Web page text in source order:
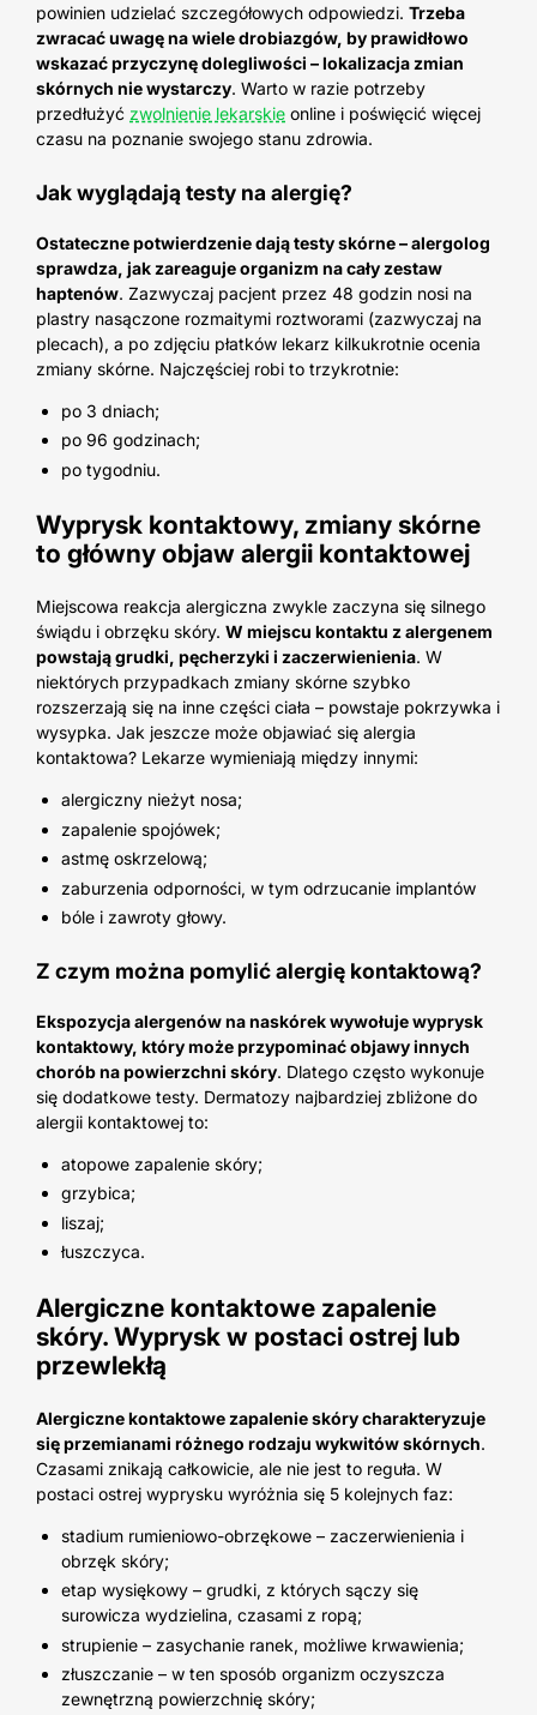
powinien udzielać szczegółowych odpowiedzi. Trzeba
zwracać uwagę na wiele drobiazgów, by prawidłowo
wskazać przyczynę dolegliwości – lokalizacja zmian
skórnych nie wystarczy. Warto w razie potrzeby
przedłużyć zwolnienie lekarskie online i poświęcić więcej
czasu na poznanie swojego stanu zdrowia.
Jak wyglądają testy na alergię?
Ostateczne potwierdzenie dają testy skórne – alergolog
sprawdza, jak zareaguje organizm na cały zestaw
haptenów. Zazwyczaj pacjent przez 48 godzin nosi na
plastry nasączone rozmaitymi roztworami (zazwyczaj na
plecach), a po zdjęciu płatków lekarz kilkukrotnie ocenia
zmiany skórne. Najczęściej robi to trzykrotnie:
po 3 dniach;
po 96 godzinach;
po tygodniu.
Wyprysk kontaktowy, zmiany skórne
to główny objaw alergii kontaktowej
Miejscowa reakcja alergiczna zwykle zaczyna się silnego
świądu i obrzęku skóry. W miejscu kontaktu z alergenem
powstają grudki, pęcherzyki i zaczerwienienia. W
niektórych przypadkach zmiany skórne szybko
rozszerzają się na inne części ciała – powstaje pokrzywka i
wysypka. Jak jeszcze może objawiać się alergia
kontaktowa? Lekarze wymieniają między innymi:
alergiczny nieżyt nosa;
zapalenie spojówek;
astmę oskrzelową;
zaburzenia odporności, w tym odrzucanie implantów
bóle i zawroty głowy.
Z czym można pomylić alergię kontaktową?
Ekspozycja alergenów na naskórek wywołuje wyprysk
kontaktowy, który może przypominać objawy innych
chorób na powierzchni skóry. Dlatego często wykonuje
się dodatkowe testy. Dermatozy najbardziej zbliżone do
alergii kontaktowej to:
atopowe zapalenie skóry;
grzybica;
liszaj;
łuszczyca.
Alergiczne kontaktowe zapalenie
skóry. Wyprysk w postaci ostrej lub
przewlekłą
Alergiczne kontaktowe zapalenie skóry charakteryzuje
się przemianami różnego rodzaju wykwitów skórnych.
Czasami znikają całkowicie, ale nie jest to reguła. W
postaci ostrej wyprysku wyróżnia się 5 kolejnych faz:
stadium rumieniowo-obrzękowe – zaczerwienienia i
obrzęk skóry;
etap wysiękowy – grudki, z których sączy się
surowicza wydzielina, czasami z ropą;
strupienie – zasychanie ranek, możliwe krwawienia;
złuszczanie – w ten sposób organizm oczyszcza
zewnętrzną powierzchnię skóry;